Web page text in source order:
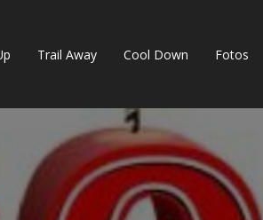
Trail Away Cool Down Fotos